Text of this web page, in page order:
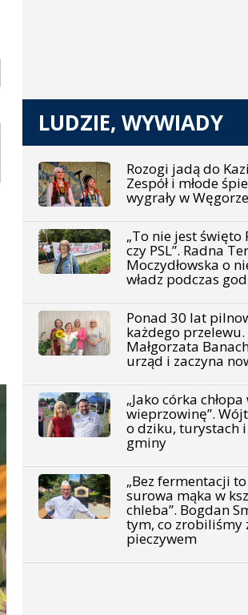
LUDZIE, WYWIADY
Rozogi jadą do
Zespół i młode
wygrały w
„To nie jest święto
czy PSL”. Radna
Moczydłowska o
władz podczas
Ponad 30 lat
każdego przelewu.
Małgorzata
urząd i zaczyna
„Jako córka
wieprzowinę”.
o dziku, turystach
gminy
„Bez fermentacji
surowa mąka w
chleba”. Bogdan
tym, co zrobiliśmy
pieczywem